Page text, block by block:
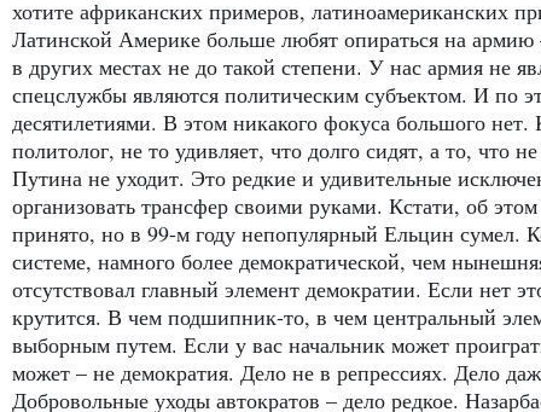
хотите африканских примеров, латиноамериканских
Латинской Америке больше любят опираться на армию
в других местах не до такой степени. У нас армия не
спецслужбы являются политическим субъектом. И по
десятилетиями. В этом никакого фокуса большого нет.
политолог, не то удивляет, что долго сидят, а то, что
Путина не уходит. Это редкие и удивительные
организовать трансфер своими руками. Кстати, об
принято, но в 99-м году непопулярный Ельцин сумел.
системе, намного более демократической, чем
отсутствовал главный элемент демократии. Если нет
крутится. В чем подшипник-то, в чем центральный
выборным путем. Если у вас начальник может
может – не демократия. Дело не в репрессиях. Дело
Добровольные уходы автократов – дело редкое.